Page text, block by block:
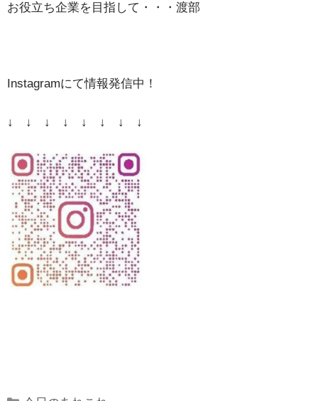
お役立ち企業を目指して・・・渡部
Instagramにて情報発信中！
↓ ↓ ↓ ↓ ↓ ↓ ↓ ↓